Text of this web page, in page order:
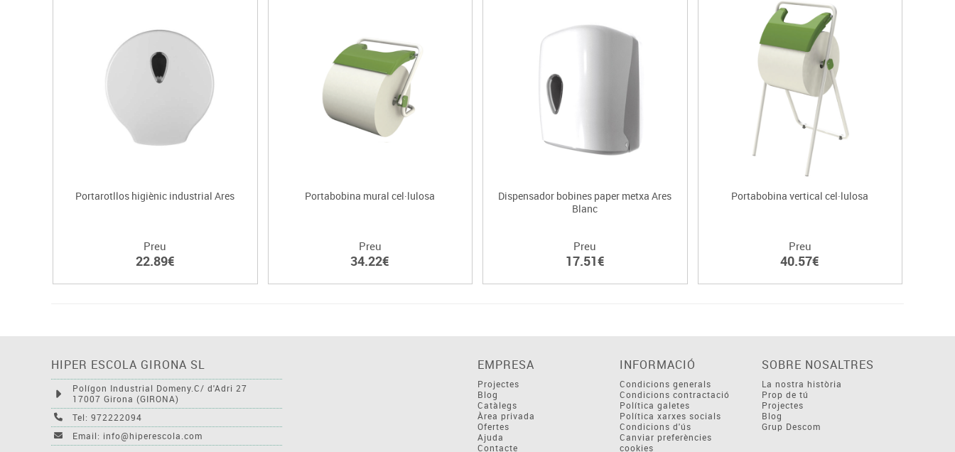
Portarotllos higiènic industrial Ares
Preu
22.89€
Portabobina mural cel·lulosa
Preu
34.22€
Dispensador bobines paper metxa Ares
Blanc
Preu
17.51€
Portabobina vertical cel·lulosa
Preu
40.57€
HIPER ESCOLA GIRONA SL
Polígon Industrial Domeny.C/ d'Adri 27
17007 Girona (GIRONA)
Tel: 972222094
Email: info@hiperescola.com
EMPRESA
Projectes
Blog
Catàlegs
Àrea privada
Ofertes
Ajuda
Contacte
INFORMACIÓ
Condicions generals
Condicions contractació
Política galetes
Política xarxes socials
Condicions d'ús
Canviar preferències
cookies
SOBRE NOSALTRES
La nostra història
Prop de tú
Projectes
Blog
Grup Descom